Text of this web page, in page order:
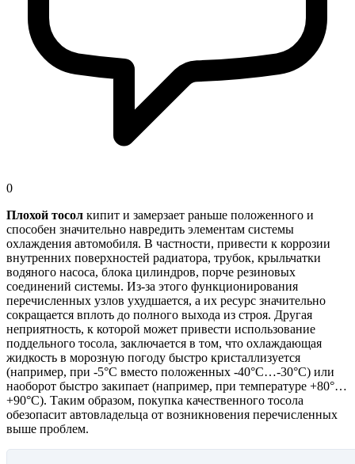
0
Плохой тосол кипит и замерзает раньше положенного и
способен значительно навредить элементам системы
охлаждения автомобиля. В частности, привести к коррозии
внутренних поверхностей радиатора, трубок, крыльчатки
водяного насоса, блока цилиндров, порче резиновых
соединений системы. Из-за этого функционирования
перечисленных узлов ухудшается, а их ресурс значительно
сокращается вплоть до полного выхода из строя. Другая
неприятность, к которой может привести использование
поддельного тосола, заключается в том, что охлаждающая
жидкость в морозную погоду быстро кристаллизуется
(например, при -5°С вместо положенных -40°С…-30°С) или
наоборот быстро закипает (например, при температуре +80°…
+90°С). Таким образом, покупка качественного тосола
обезопасит автовладельца от возникновения перечисленных
выше проблем.